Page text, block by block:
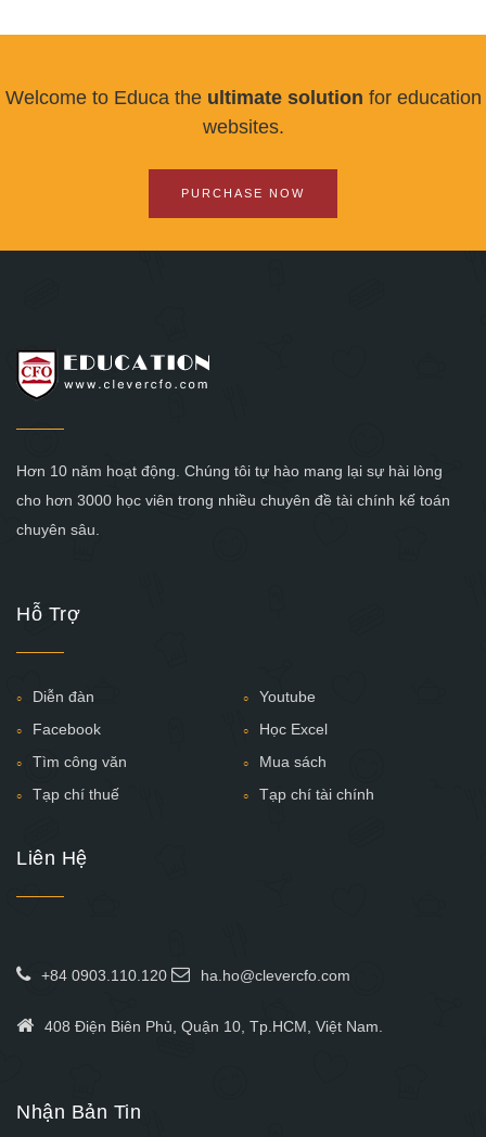
Welcome to Educa the ultimate solution for education
websites.
PURCHASE NOW
Hơn 10 năm hoạt động. Chúng tôi tự hào mang lại sự hài lòng
cho hơn 3000 học viên trong nhiều chuyên đề tài chính kế toán
chuyên sâu.
Hỗ Trợ
Diễn đàn
Youtube
Facebook
Học Excel
Tìm công văn
Mua sách
Tạp chí thuế
Tạp chí tài chính
Liên Hệ
+84 0903.110.120 ha.ho@clevercfo.com
408 Điện Biên Phủ, Quận 10, Tp.HCM, Việt Nam.
Nhận Bản Tin